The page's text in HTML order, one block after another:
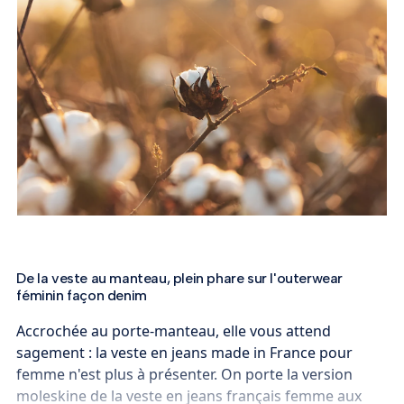
De la veste au manteau, plein phare sur l'outerwear
féminin façon denim
Accrochée au porte-manteau, elle vous attend
sagement : la veste en jeans made in France pour
femme n'est plus à présenter. On porte la version
moleskine de la veste en jeans français femme aux